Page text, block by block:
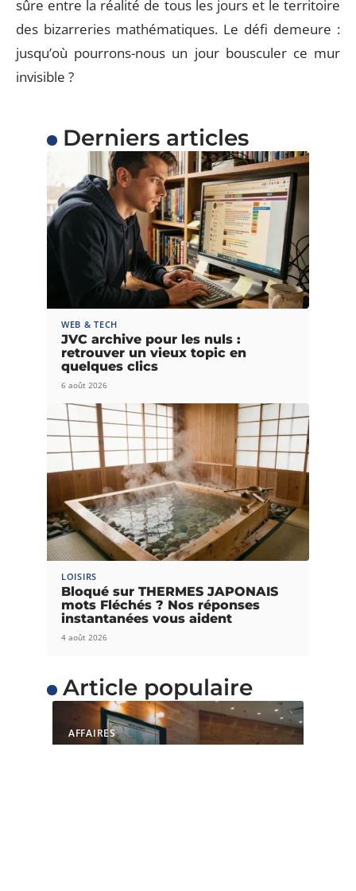
sûre entre la réalité de tous les jours et le territoire
des bizarreries mathématiques. Le défi demeure :
jusqu’où pourrons-nous un jour bousculer ce mur
invisible ?
Derniers articles
WEB & TECH
JVC archive pour les nuls :
retrouver un vieux topic en
quelques clics
6 août 2026
LOISIRS
Bloqué sur THERMES JAPONAIS
mots Fléchés ? Nos réponses
instantanées vous aident
4 août 2026
Article populaire
AFFAIRES